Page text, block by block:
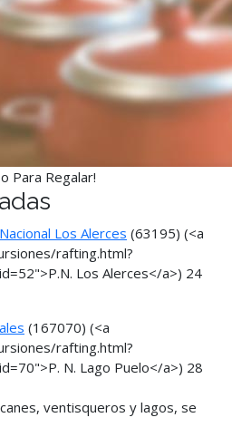
Para Regalar!
Los Alerces (63195) (<a
rafting.html?
Los Alerces</a>) 24
(167070) (<a
rafting.html?
N. Lago Puelo</a>) 28
ventisqueros y lagos, se